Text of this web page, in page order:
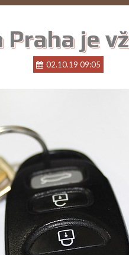
Praha je
02.10.19 09:05